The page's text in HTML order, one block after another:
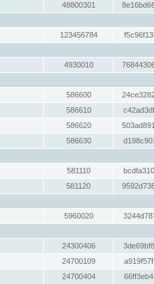
48800301
123456784
4930010
586600
586610
586620
586630
581110
581120
5960020
24300406
24700109
24700404